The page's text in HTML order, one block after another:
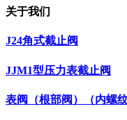
关于我们
J24角式截止阀
JJM1型压力表截止阀
表阀（根部阀）（内螺纹